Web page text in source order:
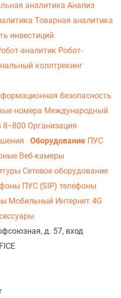
аналитика Анализ
Товарная аналитика
инвестиций
аналитик Робот-
коллтрекинг
безопасность
номера Международный
8−800 Организация
Оборудование ПУС
Веб-камеры
Сетевое оборудование
ПУС (SIP) телефоны
Мобильный Интернет 4G
д. 57, вход